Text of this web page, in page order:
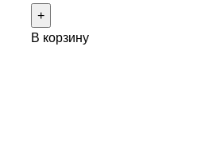
В корзину